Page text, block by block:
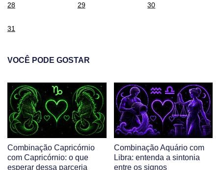
28 29 30
31
VOCÊ PODE GOSTAR
Combinação Capricórnio
com Capricórnio: o que
esperar dessa parceria
Combinação Aquário com
Libra: entenda a sintonia
entre os signos